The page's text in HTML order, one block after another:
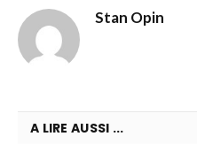
Stan Opin
A LIRE AUSSI ...